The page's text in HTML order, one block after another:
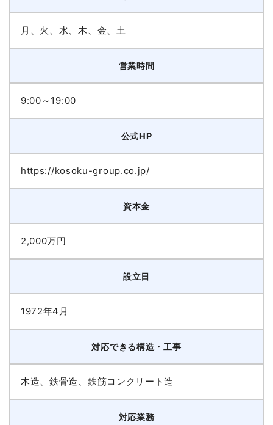
月、火、水、木、金、土
営業時間
9:00～19:00
公式HP
https://kosoku-group.co.jp/
資本金
2,000万円
設立日
1972年4月
対応できる構造・工事
木造、鉄骨造、鉄筋コンクリート造
対応業務